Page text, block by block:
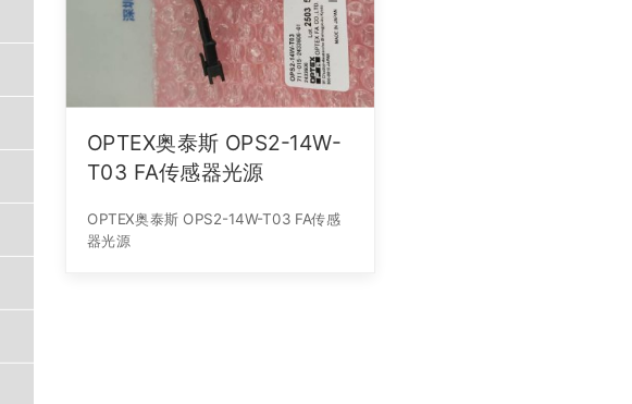
OPTEX奥泰斯 OPS2-14W-
T03 FA传感器光源
OPTEX奥泰斯 OPS2-14W-T03 FA传感
器光源